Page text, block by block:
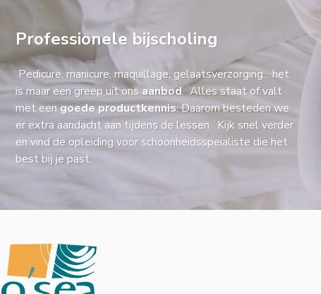
Professionele bijscholing
Pedicure, manicure, maquillage, gelaatsverzorging... het
is maar een greep uit ons aanbod. Alles staat of valt
met eengoede productkennis. Daarom besteden we
er extra aandacht aan tijdens de lessen. Kijk snel verder
en vind de opleiding voor schoonheidsspeialiste die het
best bij je past.